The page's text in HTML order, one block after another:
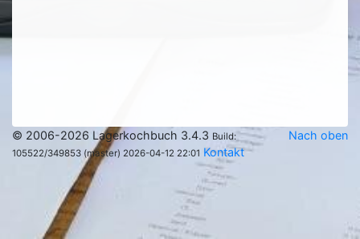
Nach oben
© 2006-2026 Lagerkochbuch 3.4.3 Build:
105522/349853 (master) 2026-04-12 22:01 Kontakt